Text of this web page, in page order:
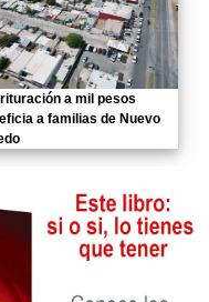
a mil pesos
a familias de Nuevo